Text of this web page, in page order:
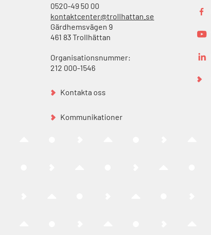
0520-49 50 00
kontaktcenter@trollhattan.se
Gärdhemsvägen 9
461 83 Trollhättan
Organisationsnummer:
212 000-1546
Kontakta oss
Kommunikationer